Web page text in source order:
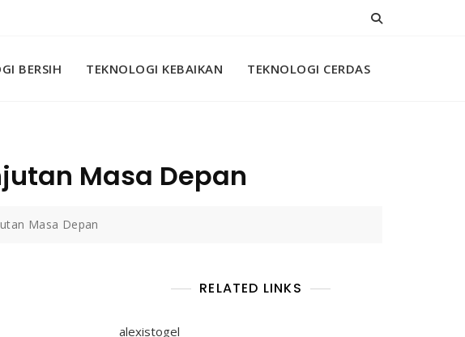
BERSIH TEKNOLOGI KEBAIKAN TEKNOLOGI CERDAS
Masa Depan
Masa Depan
RELATED LINKS
alexistogel